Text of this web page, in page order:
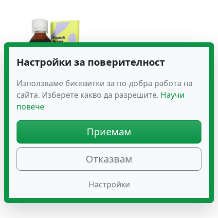
Паник Атаки
24.11€ (47.16 лв.)
Настройки за поверителност
Използваме бисквитки за по-добра работа на
сайта. Изберете какво да разрешите. Научи
повече
Приемам
Отказвам
Настройки